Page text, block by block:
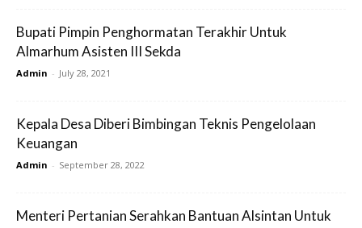
Bupati Pimpin Penghormatan Terakhir Untuk
Almarhum Asisten III Sekda
Admin - July 28, 2021
Kepala Desa Diberi Bimbingan Teknis Pengelolaan
Keuangan
Admin - September 28, 2022
Menteri Pertanian Serahkan Bantuan Alsintan Untuk